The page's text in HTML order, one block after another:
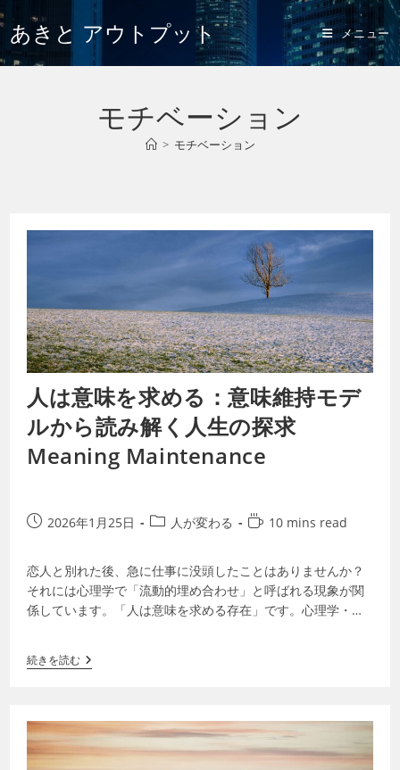
あきと アウトプット メニュー
モチベーション
> モチベーション
人は意味を求める：意味維持モデ
ルから読み解く人生の探求
Meaning Maintenance
2026年1月25日 人が変わる 10 mins read
恋人と別れた後、急に仕事に没頭したことはありませんか？
それには心理学で「流動的埋め合わせ」と呼ばれる現象が関
係しています。「人は意味を求める存在」です。心理学・哲
続きを読む